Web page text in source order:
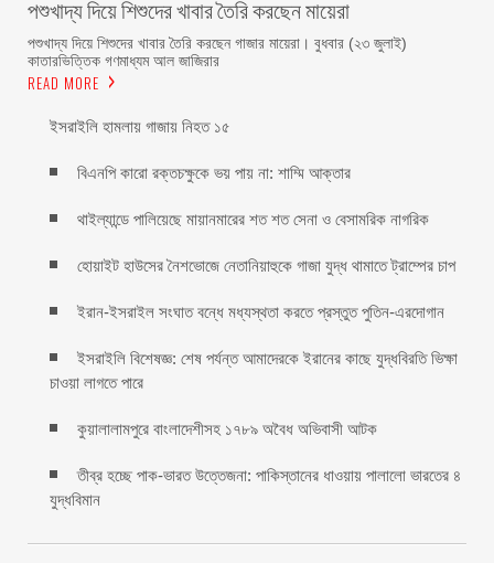
পশুখাদ্য দিয়ে শিশুদের খাবার তৈরি করছেন মায়েরা
পশুখাদ্য দিয়ে শিশুদের খাবার তৈরি করছেন গাজার মায়েরা। বুধবার (২৩ জুলাই)
কাতারভিত্তিক গণমাধ্যম আল জাজিরার
READ MORE
ইসরাইলি হামলায় গাজায় নিহত ১৫
বিএনপি কারো রক্তচক্ষুকে ভয় পায় না: শাম্মি আক্তার
থাইল্যান্ডে পালিয়েছে মায়ানমারের শত শত সেনা ও বেসামরিক নাগরিক
হোয়াইট হাউসের নৈশভোজে নেতানিয়াহুকে গাজা যুদ্ধ থামাতে ট্রাম্পের চাপ
ইরান-ইসরাইল সংঘাত বন্ধে মধ্যস্থতা করতে প্রস্তুত পুতিন-এরদোগান
ইসরাইলি বিশেষজ্ঞ: শেষ পর্যন্ত আমাদেরকে ইরানের কাছে যুদ্ধবিরতি ভিক্ষা
চাওয়া লাগতে পারে
কুয়ালালামপুরে বাংলাদেশীসহ ১৭৮৯ অবৈধ অভিবাসী আটক
তীব্র হচ্ছে পাক-ভারত উত্তেজনা: পাকিস্তানের ধাওয়ায় পালালো ভারতের ৪
যুদ্ধবিমান